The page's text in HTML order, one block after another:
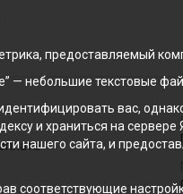
предоставляемый
— небольшие текстовые
вас,
и храниться на
нашего сайта, и
соответствующие